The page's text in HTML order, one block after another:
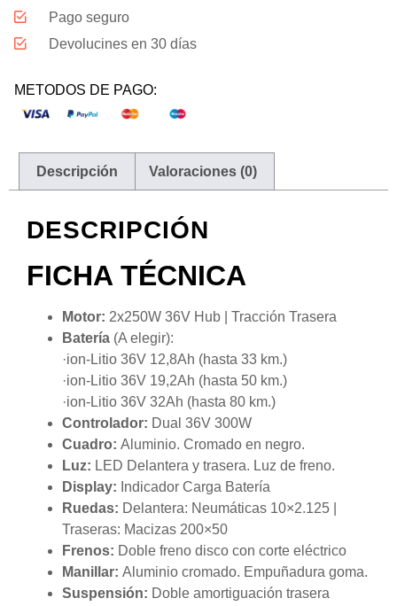
Pago seguro
Devolucines en 30 días
METODOS DE PAGO:
Descripción Valoraciones (0)
DESCRIPCIÓN
FICHA TÉCNICA
Motor: 2x250W 36V Hub | Tracción Trasera
Batería (A elegir):
·ion-Litio 36V 12,8Ah (hasta 33 km.)
·ion-Litio 36V 19,2Ah (hasta 50 km.)
·ion-Litio 36V 32Ah (hasta 80 km.)
Controlador: Dual 36V 300W
Cuadro: Aluminio. Cromado en negro.
Luz: LED Delantera y trasera. Luz de freno.
Display: Indicador Carga Batería
Ruedas: Delantera: Neumáticas 10×2.125 |
Traseras: Macizas 200×50
Frenos: Doble freno disco con corte eléctrico
Manillar: Aluminio cromado. Empuñadura goma.
Suspensión: Doble amortiguación trasera